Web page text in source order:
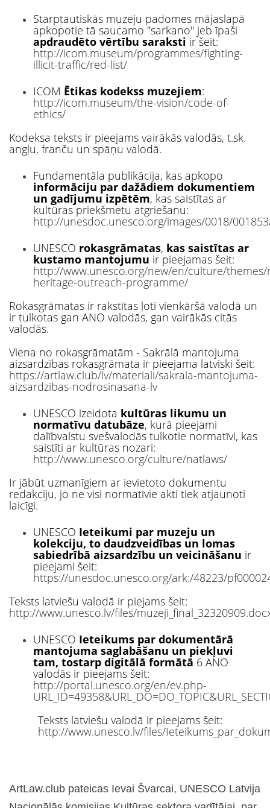
Starptautiskās muzeju padomes mājaslapā
apkopotie tā saucamo "sarkano" jeb īpaši
apdraudēto vērtību saraksti ir šeit:
http://icom.museum/programmes/fighting-
illicit-traffic/red-list/
ICOM Ētikas kodekss muzejiem:
http://icom.museum/the-vision/code-of-
ethics/
Kodeksa teksts ir pieejams vairākās valodās, t.sk.
angļu, franču un spāņu valodā.
Fundamentāla publikācija, kas apkopo
informāciju par dažādiem dokumentiem
un gadījumu izpētēm, kas saistītas ar
kultūras priekšmetu atgriešanu:
http://unesdoc.unesco.org/images/0018/
UNESCO rokasgrāmatas, kas saistītas ar
kustamo mantojumu ir pieejamas šeit:
http://www.unesco.org/new/en/culture/
heritage-outreach-programme/
Rokasgrāmatas ir rakstītas ļoti vienkāršā valodā un
ir tulkotas gan ANO valodās, gan vairākās citās
valodās.
Viena no rokasgrāmatām - Sakrālā mantojuma
aizsardzības rokasgrāmata ir pieejama latviski šeit:
https://artlaw.club/lv/materiali/sakrala-mantojuma-
aizsardzibas-nodrosinasana-lv
UNESCO izeidota kultūras likumu un
normatīvu datubāze, kurā pieejami
dalībvalstu svešvalodās tulkotie normatīvi, kas
saistīti ar kultūras nozari:
http://www.unesco.org/culture/natlaws/
Ir jābūt uzmanīgiem ar ievietoto dokumentu
redakciju, jo ne visi normatīvie akti tiek atjaunoti
laicīgi.
UNESCO Ieteikumi par muzeju un
kolekciju, to daudzveidības un lomas
sabiedrībā aizsardzību un veicināšanu ir
pieejami šeit:
https://unesdoc.unesco.org/ark:/48223/
Teksts latviešu valodā ir piejams šeit:
http://www.unesco.lv/files/
UNESCO Ieteikums par dokumentārā
mantojuma saglabāšanu un piekļuvi
tam, tostarp digitālā formātā 6 ANO
valodās ir pieejams šeit:
http://portal.unesco.org/en/ev.php-
Teksts latviešu valodā ir pieejams šeit:
http://www.unesco.lv/files/
ArtLaw.club pateicas Ievai Švarcai, UNESCO Latvija